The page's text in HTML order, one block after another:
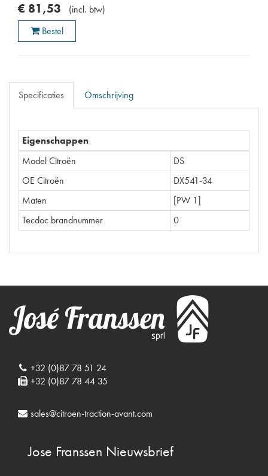
€ 81,53 (incl. btw)
Bestel
Specificaties Omschrijving
Eigenschappen
Model Citroën
DS
OE Citroën
DX541-34
Maten
[PW 1]
Tecdoc brandnummer
0
+32 (0)87 78 51 24
+32 (0)87 78 44 35
sales@citroen-traction-avant.com
Jose Franssen Nieuwsbrief